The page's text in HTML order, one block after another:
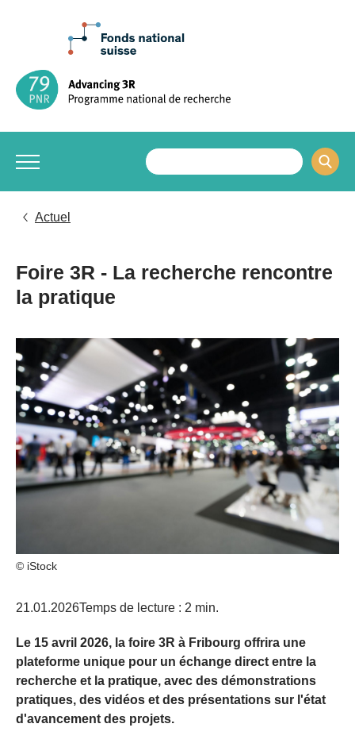
Actuel
Foire 3R - La recherche rencontre
la pratique
© iStock
21.01.2026Temps de lecture : 2 min.
Le 15 avril 2026, la foire 3R à Fribourg offrira une
plateforme unique pour un échange direct entre la
recherche et la pratique, avec des démonstrations
pratiques, des vidéos et des présentations sur l'état
d'avancement des projets.